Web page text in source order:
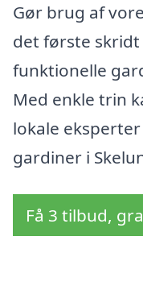
Gør brug af
det første skridt
funktionelle
Med enkle trin
lokale
gardiner i
Få 3 tilbud,